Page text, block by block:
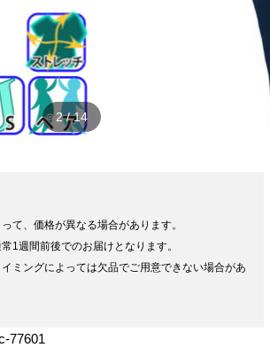
2/14
て、価格が異なる場合があります。
1週間前後でのお届けとなります。
イミングによっては欠品でご用意できない場合があ
77601